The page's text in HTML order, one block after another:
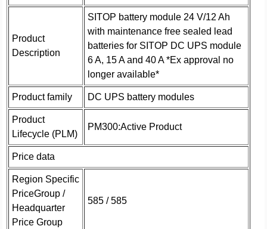
Product
Description
SITOP battery module 24 V/12 Ah
with maintenance free sealed lead
batteries for SITOP DC UPS module
6 A, 15 A and 40 A *Ex approval no
longer available*
Product family DC UPS battery modules
Product
Lifecycle (PLM)
PM300:Active Product
Price data
Region Specific
PriceGroup /
Headquarter
Price Group
585 / 585